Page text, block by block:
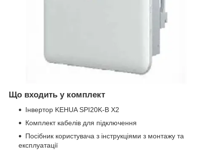
Що входить у комплект
Інвертор KEHUA SPI20K-B X2
Комплект кабелів для підключення
Посібник користувача з інструкціями з монтажу та
експлуатації